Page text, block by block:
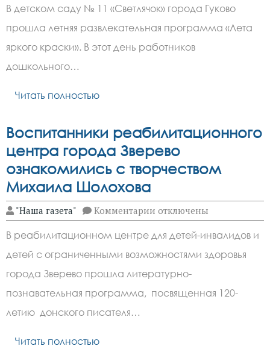
детском
саду
«Светлячок»
города
Гуково
В детском саду № 11 «Светлячок» города Гуково
прошла летняя развлекательная программа «Лета
яркого краски». В этот день работников
дошкольного…
Читать полностью
Воспитанники реабилитационного
центра города Зверево
ознакомились с творчеством
Михаила Шолохова
"Наша газета" Комментарии к
записи
Воспитанники
реабилитационного
центра
города
Зверево
ознакомились
с
творчеством
отключены
В реабилитационном центре для детей-инвалидов и
детей с ограниченными возможностями здоровья
города Зверево прошла литературно-
познавательная программа, посвященная 120-
летию донского писателя…
Читать полностью